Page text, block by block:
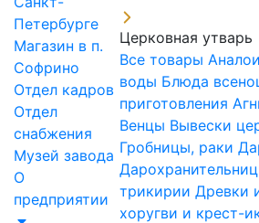
Петербурге
Магазин в п.
Софрино
Отдел кадров
Отдел
снабжения
Музей завода
О
предприятии
Церковная утварь
Все товары Аналои
воды Блюда
приготовления
Венцы Вывески
Гробницы, раки
трикирии Древки
хоругви и крест-